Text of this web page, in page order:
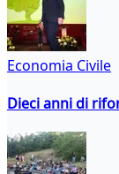
Economia Civile
Dieci anni di